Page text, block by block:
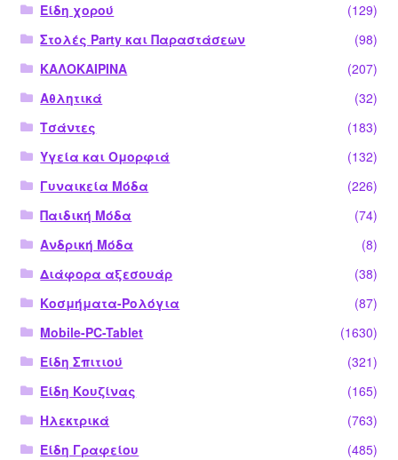
Είδη χορού
(129)
Στολές Party και Παραστάσεων
(98)
ΚΑΛΟΚΑΙΡΙΝΑ
(207)
Αθλητικά
(32)
Τσάντες
(183)
Υγεία και Ομορφιά
(132)
Γυναικεία Μόδα
(226)
Παιδική Μόδα
(74)
Ανδρική Μόδα
(8)
Διάφορα αξεσουάρ
(38)
Κοσμήματα-Ρολόγια
(87)
Mobile-PC-Tablet
(1630)
Είδη Σπιτιού
(321)
Είδη Κουζίνας
(165)
Ηλεκτρικά
(763)
Είδη Γραφείου
(485)